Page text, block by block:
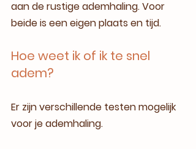
aan de rustige ademhaling. Voor
beide is een eigen plaats en tijd.
Hoe weet ik of ik te snel
adem?
Er zijn verschillende testen mogelijk
voor je ademhaling.